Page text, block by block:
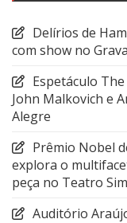
Delírios de
com show no
Espetáculo
John Malkovich e
Alegre
Prêmio Nobel
explora o
peça no Teatro
Auditório